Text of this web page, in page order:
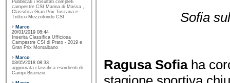
Pubblicati i Risultati completi
campestre CSI Marina di Massa ,
Classifica Gran Prix Toscana e
Trittico Mezzofondo CSI
Marco
20/01/2019 08:44
Inserita Classifica Ufficiosa
Campestre CSI di Prato - 2019 e
Gran Prix Montalbano
Marco
03/05/2018 08:33
aggiornata classifica esordienti di
Campi Bisenzio
Sofia
Ragusa Sofiaha